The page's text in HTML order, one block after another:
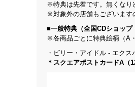
※特典は先着です。無くなり
※対象外の店舗もございます
■一般特典（全国CDショップ
※各商品ごとに特典絵柄（A
・ビリー・アイドル - エクス
＊スクエアポストカードA（